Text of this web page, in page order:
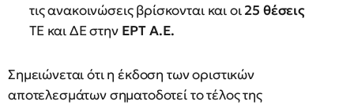
τις ανακοινώσεις βρίσκονται και οι25 θέσεις
ΤΕ και ΔΕ στην ΕΡΤ Α.Ε.
Σημειώνεται ότι η έκδοση των οριστικών
αποτελεσμάτων σηματοδοτεί το τέλος της